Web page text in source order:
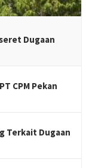
Dugaan
CPM Pekan
Terkait Dugaan